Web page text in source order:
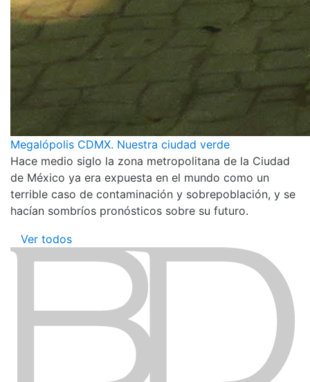
Megalópolis CDMX. Nuestra ciudad verde
Hace medio siglo la zona metropolitana de la Ciudad
de México ya era expuesta en el mundo como un
terrible caso de contaminación y sobrepoblación, y se
hacían sombríos pronósticos sobre su futuro.
Ver todos